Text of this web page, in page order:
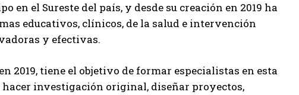
en el Sureste del país, y desde su creación en 2019 ha
educativos, clínicos, de la salud e intervención
y efectivas.
2019, tiene el objetivo de formar especialistas en esta
hacer investigación original, diseñar proyectos,